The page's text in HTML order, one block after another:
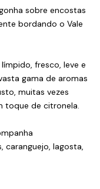
sobre encostas
bordando o Vale
fresco, leve e
gama de aromas
muitas vezes
toque de citronela.
caranguejo, lagosta,